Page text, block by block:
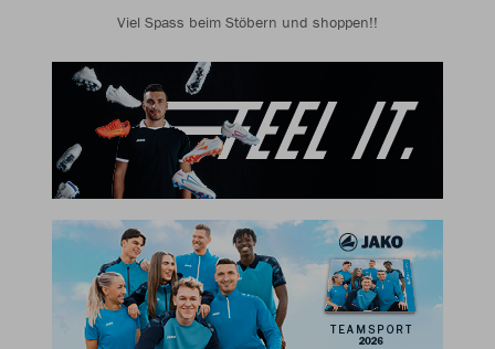
Viel Spass beim Stöbern und shoppen!!